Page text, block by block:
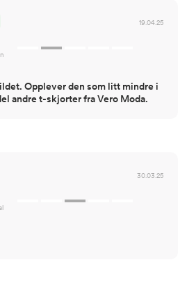
19.04.25
Opplever den som litt mindre i
andre t-skjorter fra Vero Moda.
30.03.25